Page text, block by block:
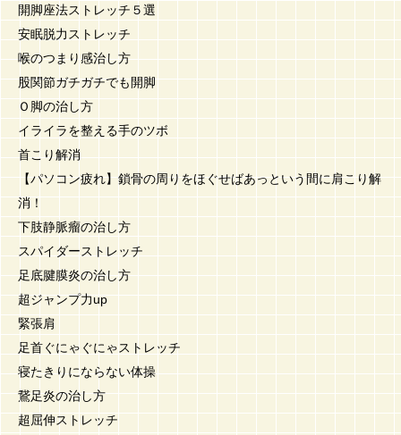
開脚座法ストレッチ５選
安眠脱力ストレッチ
喉のつまり感治し方
股関節ガチガチでも開脚
Ｏ脚の治し方
イライラを整える手のツボ
首こり解消
【パソコン疲れ】鎖骨の周りをほぐせばあっという間に肩こり解
消！
下肢静脈瘤の治し方
スパイダーストレッチ
足底腱膜炎の治し方
超ジャンプ力up
緊張肩
足首ぐにゃぐにゃストレッチ
寝たきりにならない体操
鵞足炎の治し方
超屈伸ストレッチ